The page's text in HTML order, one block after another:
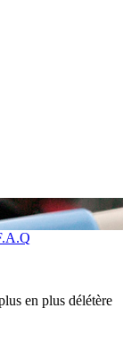
en plus délétère